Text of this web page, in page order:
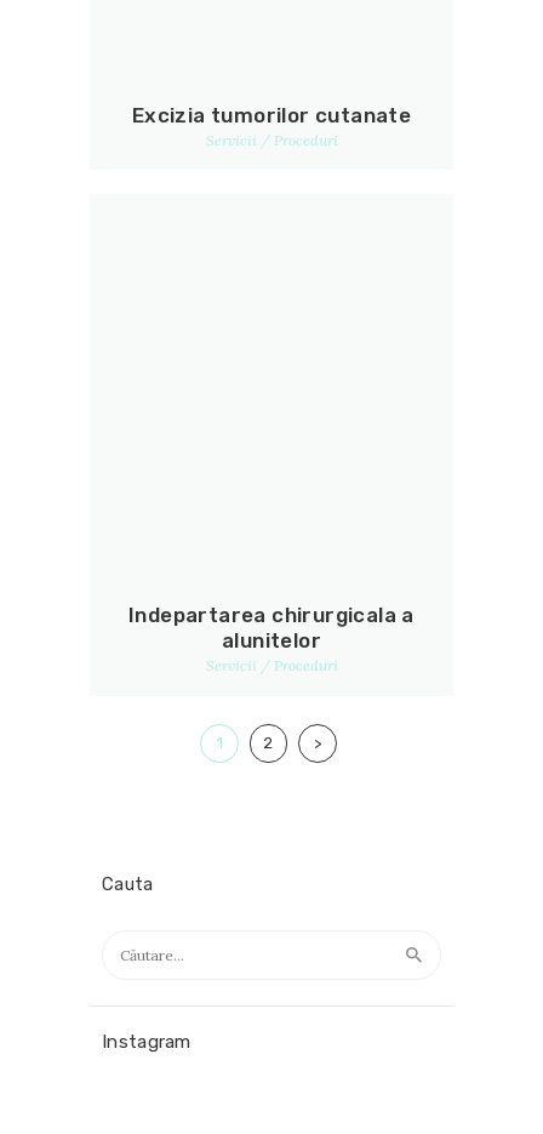
Excizia tumorilor cutanate
Servicii / Proceduri
Indepartarea chirurgicala a
alunitelor
Servicii / Proceduri
Paginație PAGE
1 PAGE
2 >
Cauta
după:
Instagram